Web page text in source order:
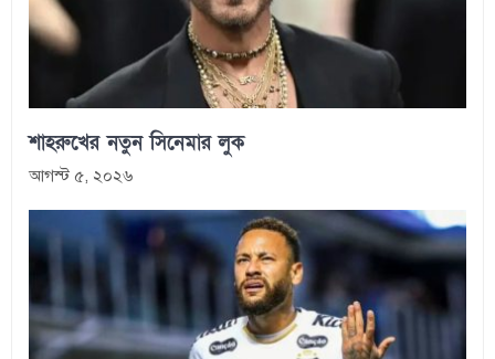
শাহরুখের নতুন সিনেমার লুক
আগস্ট ৫, ২০২৬